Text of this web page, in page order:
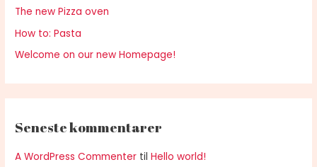
The new Pizza oven
How to: Pasta
Welcome on our new Homepage!
Seneste kommentarer
A WordPress Commenter tilHello world!